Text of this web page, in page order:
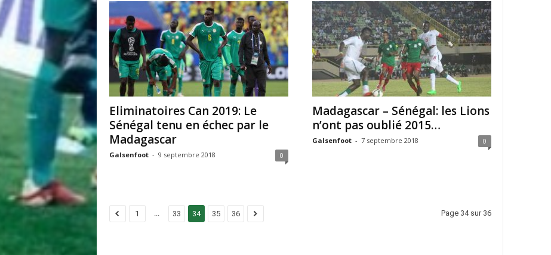
Eliminatoires Can 2019: Le
Sénégal tenu en échec par le
Madagascar
Galsenfoot - 9 septembre 2018 0
Madagascar – Sénégal: les Lions
n’ont pas oublié 2015…
Galsenfoot - 7 septembre 2018 0
1 ... 33 34 35 36 Page 34 sur 36